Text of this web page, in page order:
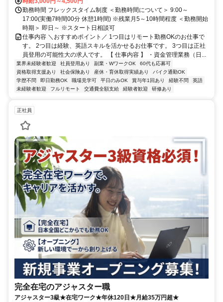
勤務時間 フレックスタイム制度 ＜勤務時間について＞ 9:00～
17:00(実働7時間00分 休憩1時間) ※残業月5～10時間程度 ＜勤務開始
時期＞ 即日～ ※スタート日相談可
仕事内容 ＼おすすめポイント／ 1つ目はリモート勤務OKのお仕事で
す。 2つ目は経験、英語スキルを活かせるお仕事です。 3つ目は正社
員登用の可能性大の求人です。 【 仕事内容 】 ・資金管理業務（日...
業界未経験者歓迎 社員登用あり 副業・WワークOK
60代も応募可
資格取得支援あり
社会保険あり 産休・育休取得実績あり
バイク通勤OK
学歴不問
即日勤務OK 職場見学可 平日のみOK 賞与年1回あり 経験不問
英語
未経験者歓迎
フルリモート 交通費全額支給 経験者歓迎 研修あり
正社員
完全在宅のアジャスター職
アジャスター3級★在宅ワーク★年休120日★月給35万円超★